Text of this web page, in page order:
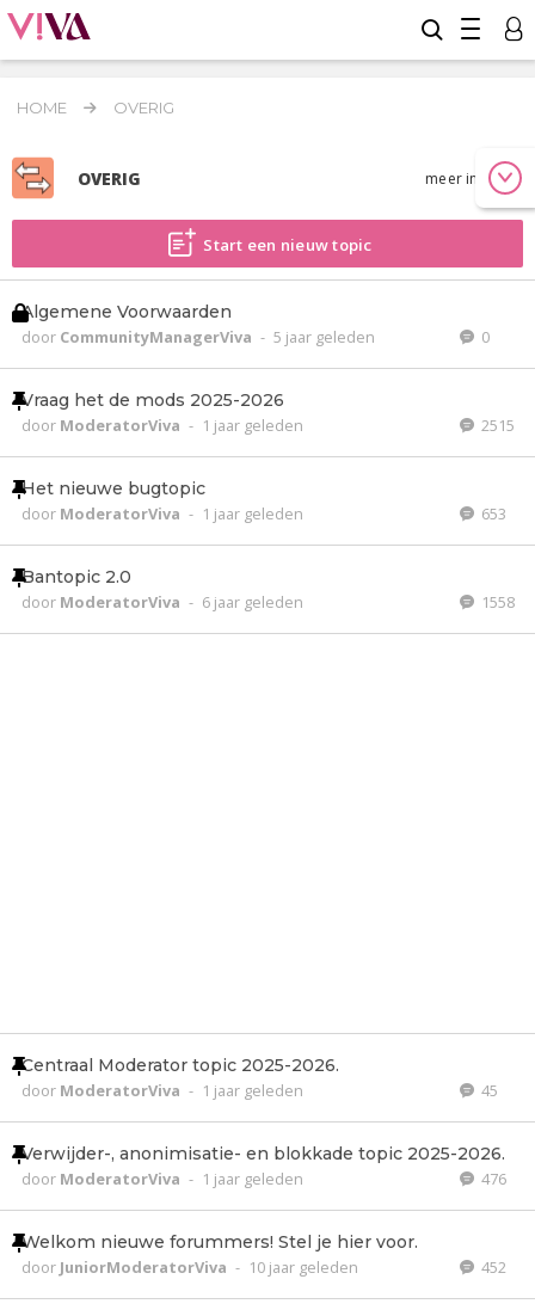
HOME OVERIG
OVERIG meer info
Start een nieuw topic
Algemene Voorwaarden
door CommunityManagerViva - 5 jaar geleden 0
Vraag het de mods 2025-2026
door ModeratorViva - 1 jaar geleden 2515
Het nieuwe bugtopic
door ModeratorViva - 1 jaar geleden 653
Bantopic 2.0
door ModeratorViva - 6 jaar geleden 1558
Centraal Moderator topic 2025-2026.
door ModeratorViva - 1 jaar geleden 45
Verwijder-, anonimisatie- en blokkade topic 2025-2026.
door ModeratorViva - 1 jaar geleden 476
Welkom nieuwe forummers! Stel je hier voor.
door JuniorModeratorViva - 10 jaar geleden 452